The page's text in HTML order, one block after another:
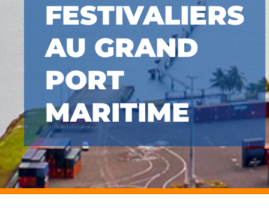
FESTIVALIERS
AU GRAND
PORT
MARITIME